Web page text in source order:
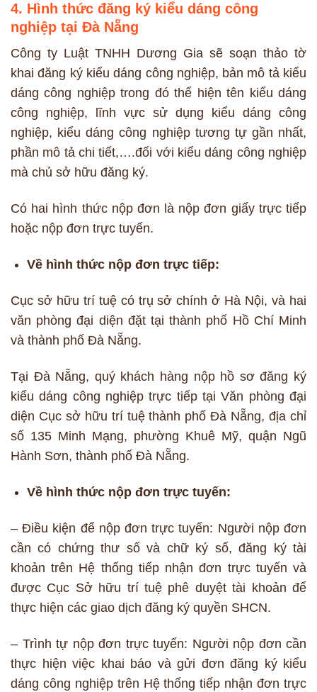
4. Hình thức đăng ký kiểu dáng công
nghiệp tại Đà Nẵng
Công ty Luật TNHH Dương Gia sẽ soạn thảo tờ
khai đăng ký kiểu dáng công nghiệp, bản mô tả kiểu
dáng công nghiệp trong đó thể hiện tên kiểu dáng
công nghiệp, lĩnh vực sử dụng kiểu dáng công
nghiệp, kiểu dáng công nghiệp tương tự gần nhất,
phần mô tả chi tiết,….đối với kiểu dáng công nghiệp
mà chủ sở hữu đăng ký.
Có hai hình thức nộp đơn là nộp đơn giấy trực tiếp
hoặc nộp đơn trực tuyến.
Về hình thức nộp đơn trực tiếp:
Cục sở hữu trí tuệ có trụ sở chính ở Hà Nội, và hai
văn phòng đại diện đặt tại thành phố Hồ Chí Minh
và thành phố Đà Nẵng.
Tại Đà Nẵng, quý khách hàng nộp hồ sơ đăng ký
kiểu dáng công nghiệp trực tiếp tại Văn phòng đại
diện Cục sở hữu trí tuệ thành phố Đà Nẵng, địa chỉ
số 135 Minh Mạng, phường Khuê Mỹ, quận Ngũ
Hành Sơn, thành phố Đà Nẵng.
Về hình thức nộp đơn trực tuyến:
– Điều kiện để nộp đơn trực tuyến: Người nộp đơn
cần có chứng thư số và chữ ký số, đăng ký tài
khoản trên Hệ thống tiếp nhận đơn trực tuyến và
được Cục Sở hữu trí tuệ phê duyệt tài khoản để
thực hiện các giao dịch đăng ký quyền SHCN.
– Trình tự nộp đơn trực tuyến: Người nộp đơn cần
thực hiện việc khai báo và gửi đơn đăng ký kiểu
dáng công nghiệp trên Hệ thống tiếp nhận đơn trực